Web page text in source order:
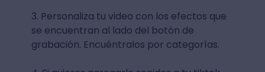
3. Personaliza tu video con los efectos que
se encuentran al lado del botón de
grabación. Encuéntralos por categorías.